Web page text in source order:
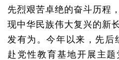
先烈艰苦卓绝的奋斗历程
现中华民族伟大复兴的新
发有为。今年以来，先后
赴党性教育基地开展主